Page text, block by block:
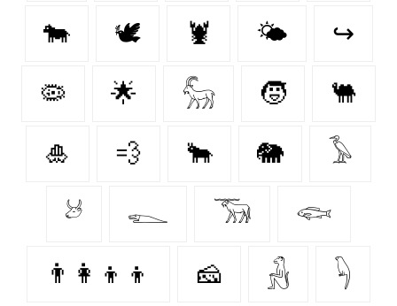
🐄 🕊 🦞 🌤️ ↪
🦠 🌟 𓃵 🧒 🐫
🎍 💨 🐂 🐘 𓅥
𓃾 𓆍 𓃝 𓆟
👨‍👩‍👦‍👦 🧀 𓃻 𓆐